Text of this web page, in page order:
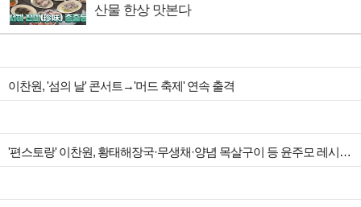
산물 한상 맛본다
이찬원, '섬의 날' 콘서트→'머드 축제' 연속 출격
'편스토랑' 이찬원, 황태해장국·무생채·양념 목살구이 등 윤주모 레시피 섭렵